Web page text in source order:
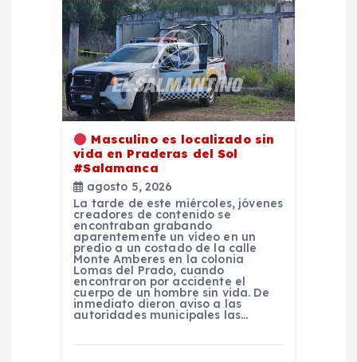
Masculino es localizado sin
vida en Praderas del Sol
#Salamanca
agosto 5, 2026
La tarde de este miércoles, jóvenes
creadores de contenido se
encontraban grabando
aparentemente un vídeo en un
predio a un costado de la calle
Monte Amberes en la colonia
Lomas del Prado, cuando
encontraron por accidente el
cuerpo de un hombre sin vida. De
inmediato dieron aviso a las
autoridades municipales las…